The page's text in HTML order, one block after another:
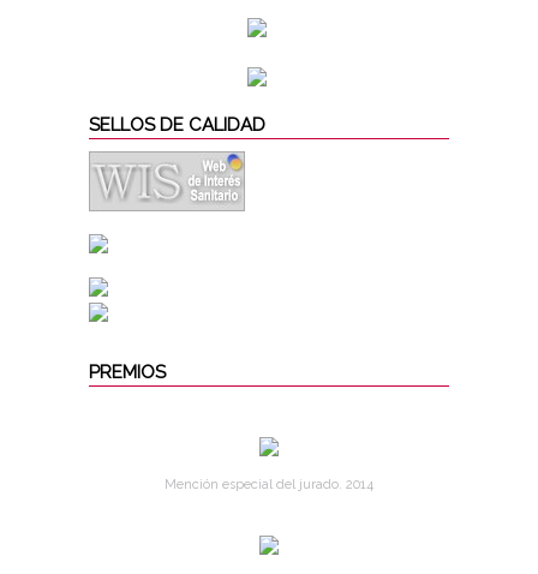
SELLOS DE CALIDAD
PREMIOS
Mención especial del jurado. 2014